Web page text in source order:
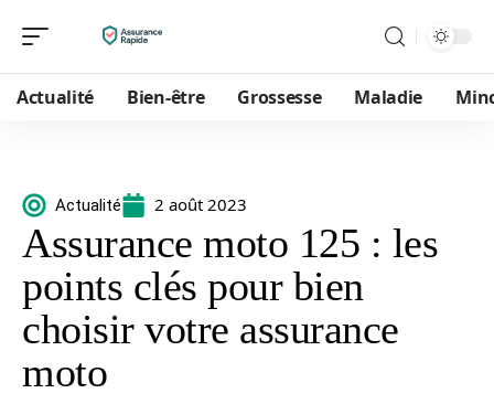
Actualité Bien-être Grossesse Maladie
Actualité 2 août 2023
Assurance moto 125 : les
points clés pour bien
choisir votre assurance
moto